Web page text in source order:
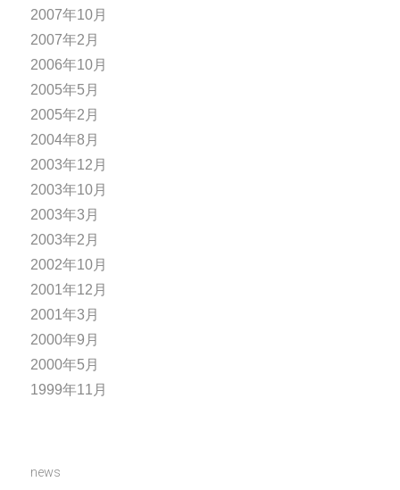
2007年10月
2007年2月
2006年10月
2005年5月
2005年2月
2004年8月
2003年12月
2003年10月
2003年3月
2003年2月
2002年10月
2001年12月
2001年3月
2000年9月
2000年5月
1999年11月
news